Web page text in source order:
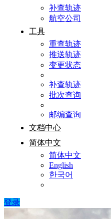
补查轨迹
航空公司
工具
重查轨迹
推送轨迹
变更状态
补查轨迹
批次查询
邮编查询
文档中心
简体中文
简体中文
English
한국어
登录